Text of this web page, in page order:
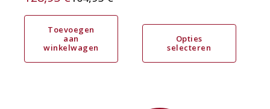
Oorspronkelijke
was:
Huidige
Toevoegen
aan
winkelwagen
Opties
selecteren